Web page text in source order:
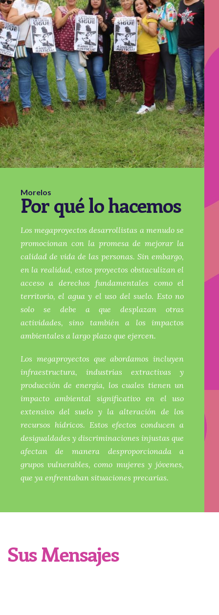
Morelos
Por qué lo hacemos
Los megaproyectos desarrollistas a menudo se
promocionan con la promesa de mejorar la
calidad de vida de las personas. Sin embargo,
en la realidad, estos proyectos obstaculizan el
acceso a derechos fundamentales como el
territorio, el agua y el uso del suelo. Esto no
solo se debe a que desplazan otras
actividades, sino también a los impactos
ambientales a largo plazo que ejercen.
Los megaproyectos que abordamos incluyen
infraestructura, industrias extractivas y
producción de energía, los cuales tienen un
impacto ambiental significativo en el uso
extensivo del suelo y la alteración de los
recursos hídricos. Estos efectos conducen a
desigualdades y discriminaciones injustas que
afectan de manera desproporcionada a
grupos vulnerables, como mujeres y jóvenes,
que ya enfrentaban situaciones precarias.
Sus Mensajes